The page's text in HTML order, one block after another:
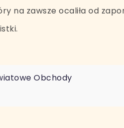
na zawsze ocaliła od
Obchody